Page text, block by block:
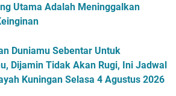
Utama Adalah Meninggalkan
Duniamu Sebentar Untuk
Dijamin Tidak Akan Rugi, Ini Jadwal
Kuningan Selasa 4 Agustus 2026